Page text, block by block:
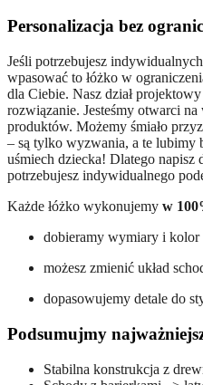
Personalizacja bez
Jeśli potrzebujesz
wpasować to łóżko w
dla Ciebie. Nasz dział
rozwiązanie. Jesteśmy otwarci
produktów. Możemy śmiało
– są tylko wyzwania, a te lubimy
uśmiech dziecka! Dlatego napisz
potrzebujesz indywidualnego
Każde łóżko wykonujemy w
dobieramy wymiary i kolor
możesz zmienić układ
dopasowujemy detale do
Podsumujmy
Stabilna konstrukcja z